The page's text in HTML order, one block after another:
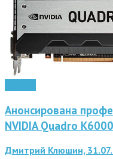
Анонсирована
NVIDIA Quadro
Дмитрий Клюшин,